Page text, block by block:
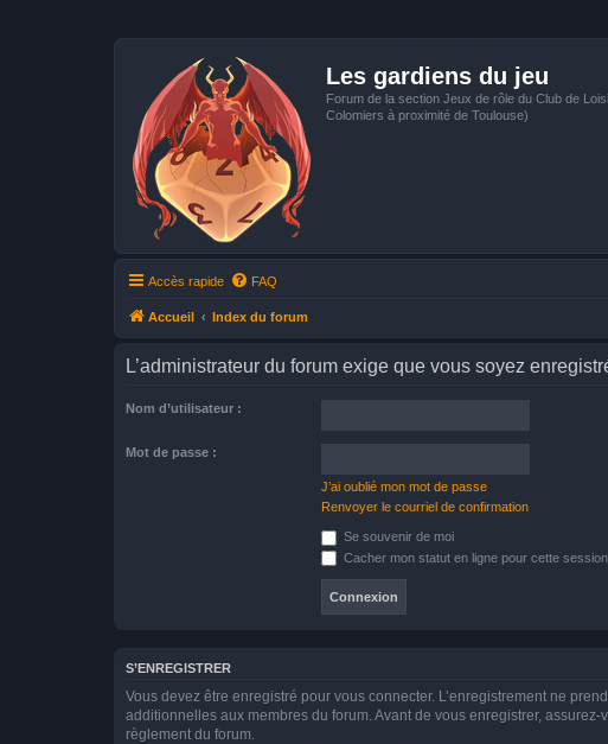
Les gardiens du jeu
Forum de la section Jeux de rôle du Club de
Colomiers à proximité de Toulouse)
Accès rapide FAQ
Accueil Index du forum
L’administrateur du forum exige que vous soyez
Nom d’utilisateur :
Mot de passe :
J’ai oublié mon mot de passe
Renvoyer le courriel de confirmation
Se souvenir de moi
Cacher mon statut en ligne pour cette session
S’ENREGISTRER
Vous devez être enregistré pour vous connecter. L’enregistrement ne
additionnelles aux membres du forum. Avant de vous enregistrer,
règlement du forum.